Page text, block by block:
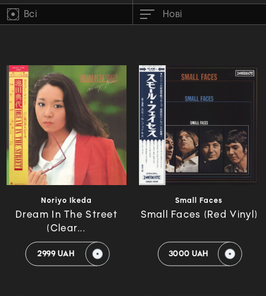
Всі
Нові
Noriyo Ikeda
Dream In The Street
(Clear...
2999 UAH
Small Faces
Small Faces (Red Vinyl)
3000 UAH